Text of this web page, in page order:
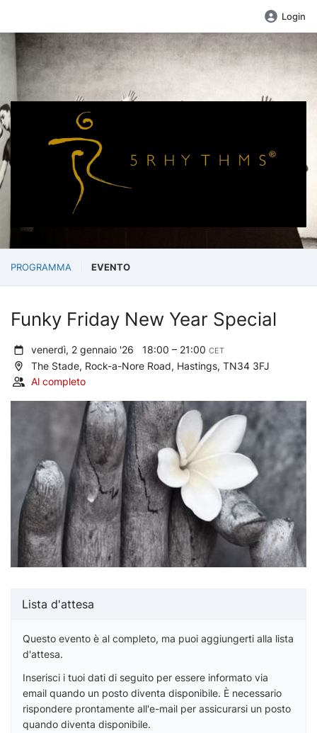
Login
PROGRAMMA EVENTO
Funky Friday New Year Special
venerdì, 2 gennaio '26 18:00 – 21:00CET
The Stade, Rock-a-Nore Road, Hastings, TN34 3FJ
Al completo
Lista d'attesa
Questo evento è al completo, ma puoi aggiungerti alla lista
d'attesa.
Inserisci i tuoi dati di seguito per essere informato via
email quando un posto diventa disponibile. È necessario
rispondere prontamente all'e-mail per assicurarsi un posto
quando diventa disponibile.